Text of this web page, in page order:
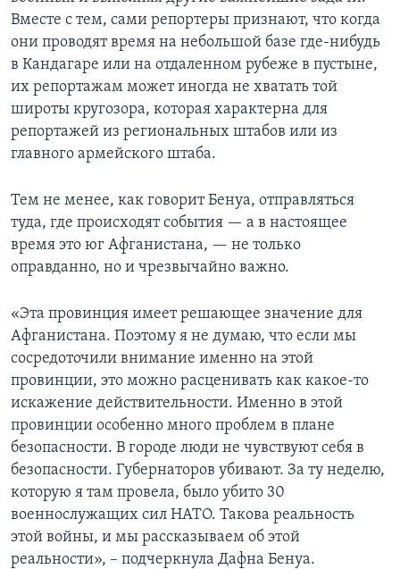
Вместе с тем, сами репортеры признают, что когда
они проводят время на небольшой базе где-нибудь
в Кандагаре или на отдаленном рубеже в пустыне,
их репортажам может иногда не хватать той
широты кругозора, которая характерна для
репортажей из региональных штабов или из
главного армейского штаба.
Тем не менее, как говорит Бенуа, отправляться
туда, где происходят события — а в настоящее
время это юг Афганистана, — не только
оправданно, но и чрезвычайно важно.
«Эта провинция имеет решающее значение для
Афганистана. Поэтому я не думаю, что если мы
сосредоточили внимание именно на этой
провинции, это можно расценивать как какое-то
искажение действительности. Именно в этой
провинции особенно много проблем в плане
безопасности. В городе люди не чувствуют себя в
безопасности. Губернаторов убивают. За ту неделю,
которую я там провела, было убито 30
военнослужащих сил НАТО. Такова реальность
этой войны, и мы рассказываем об этой
реальности», – подчеркнула Дафна Бенуа.